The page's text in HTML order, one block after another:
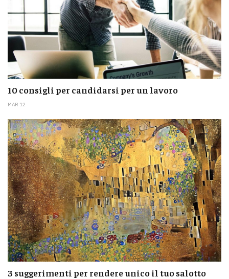
10 consigli per candidarsi per un lavoro
MAR 12
3 suggerimenti per rendere unico il tuo salotto